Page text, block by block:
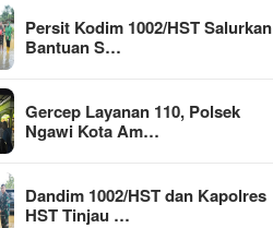
Persit Kodim 1002/HST Salurkan
Bantuan S…
Gercep Layanan 110, Polsek
Ngawi Kota Am…
Dandim 1002/HST dan Kapolres
HST Tinjau …